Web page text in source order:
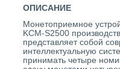
ОПИСАНИЕ
Монетоприемное
KCM-S2500
представляет собой
интеллектуальную
принимать четыре